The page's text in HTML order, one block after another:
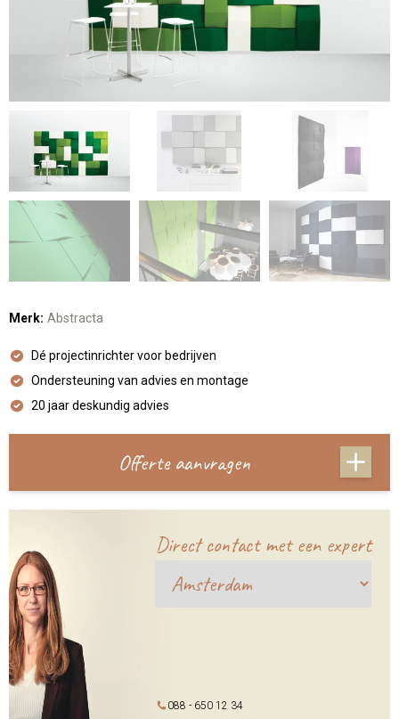
Merk: Abstracta
Dé projectinrichter voor bedrijven
Ondersteuning van advies en montage
20 jaar deskundig advies
Offerte aanvragen
Direct contact met een expert
088 - 650 12 34